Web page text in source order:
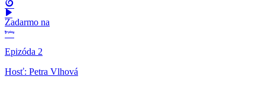
Zadarmo na
Epizóda 2
Hosť: Petra Vlhová